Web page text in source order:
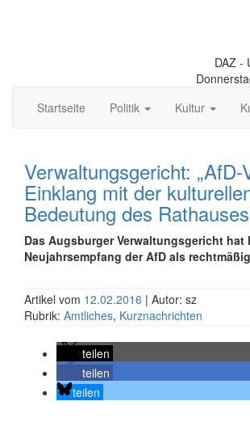
DAZ -
Startseite
Politik Kultur
Verwaltungsgericht:
Einklang mit der
Bedeutung des
Das Augsburger Verwaltungsgericht hat
Neujahrsempfang der AfD als
Artikel vom 12.02.2016 | Autor: sz
Rubrik: Amtliches, Kurznachrichten
teilen
teilen
teilen